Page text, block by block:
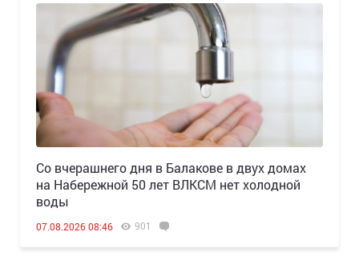
Со вчерашнего дня в Балакове в двух домах
на Набережной 50 лет ВЛКСМ нет холодной
воды
07.08.2026 08:46 901